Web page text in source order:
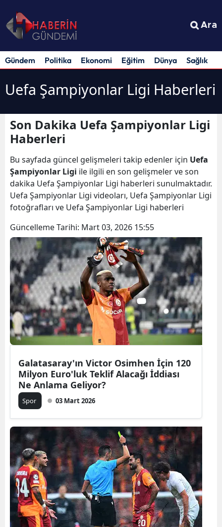
Ara
Gündem Politika Ekonomi Eğitim Dünya Sağlık
Uefa Şampiyonlar Ligi Haberleri
Son Dakika Uefa Şampiyonlar Ligi
Haberleri
Bu sayfada güncel gelişmeleri takip edenler için Uefa
Şampiyonlar Ligi ile ilgili en son gelişmeler ve son
dakika Uefa Şampiyonlar Ligi haberleri sunulmaktadır.
Uefa Şampiyonlar Ligi videoları, Uefa Şampiyonlar Ligi
fotoğrafları ve Uefa Şampiyonlar Ligi haberleri
Güncelleme Tarihi: Mart 03, 2026 15:55
Galatasaray'ın Victor Osimhen İçin 120
Milyon Euro'luk Teklif Alacağı İddiası
Ne Anlama Geliyor?
Spor 03 Mart 2026